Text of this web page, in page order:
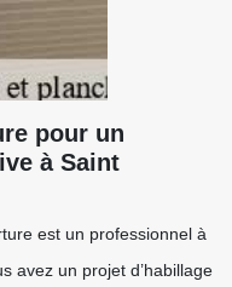
pour un
à Saint
est un professionnel à
avez un projet d’habillage